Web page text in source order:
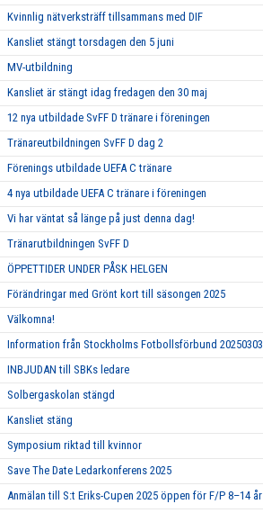
Kvinnlig nätverksträff tillsammans med DIF
Kansliet stängt torsdagen den 5 juni
MV-utbildning
Kansliet är stängt idag fredagen den 30 maj
12 nya utbildade SvFF D tränare i föreningen
Tränareutbildningen SvFF D dag 2
Förenings utbildade UEFA C tränare
4 nya utbildade UEFA C tränare i föreningen
Vi har väntat så länge på just denna dag!
Tränarutbildningen SvFF D
ÖPPETTIDER UNDER PÅSK HELGEN
Förändringar med Grönt kort till säsongen 2025
Välkomna!
Information från Stockholms Fotbollsförbund 20250303
INBJUDAN till SBKs ledare
Solbergaskolan stängd
Kansliet stäng
Symposium riktad till kvinnor
Save The Date Ledarkonferens 2025
Anmälan till S:t Eriks-Cupen 2025 öppen för F/P 8–14 år